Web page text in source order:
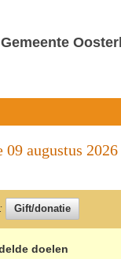
09 augustus 2026
doelen